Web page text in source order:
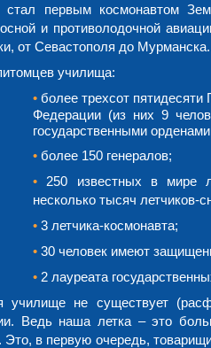
стал первым космонавтом
и противолодочной
от Севастополя до Мурманска.
училища:
• более трехсот пятидесяти
Федерации (из них 9
государственными
• более 150 генералов;
• 250 известных в мире
несколько тысяч летчиков-
• 3 летчика-космонавта;
• 30 человек имеют
• 2 лауреата
училище не существует
Ведь наша летка – это
Это, в первую очередь,